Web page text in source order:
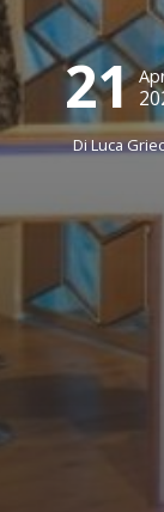
21
Di Luca